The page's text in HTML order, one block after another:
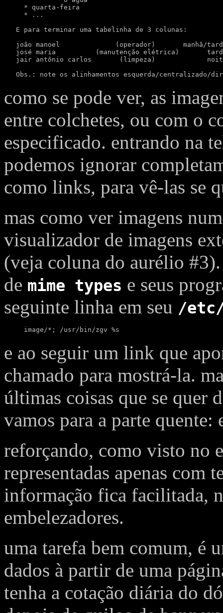
     * quarta-feira
     * ...
   E para terminar uma tabelinha de 3 colunas:
joão manoel              (operador)       manhã/
josé maria          (manutenção elétrica)
jair antônio carlos       (limpeza)
Obs.: note os alinhamentos esquerda/centralizado/
como se pode ver, as
entre colchetes, ou com o
especificado. entrando na
podemos ignorar
como links, para vê-las se
mas como ver imagens
visualizador de imagens
(veja coluna do aurélio
de mime types e seus
seguinte linha em seu /etc/
image/*; /usr/bin/zgv %s
e ao seguir um link que
chamado para mostrá-la.
últimas coisas que se quer
vamos para a parte quente:
reforçando, como visto no
representadas apenas com
informação fica facilitada,
embelezadores.
uma tarefa bem comum, é
dados à partir de uma
tenha a cotação diária do